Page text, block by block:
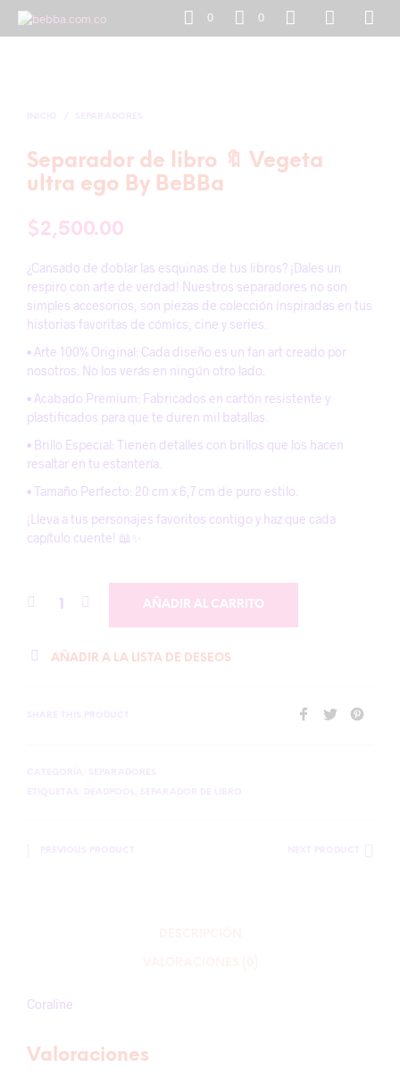
0 0
Separador de libro 🔖 Vegeta
ultra ego By BeBBa
$2,500.00
¿Cansado de doblar las esquinas de tus libros? ¡Dales un
respiro con arte de verdad! Nuestros separadores no son
simples accesorios, son piezas de colección inspiradas en tus
historias favoritas de cómics, cine y series.
• Arte 100% Original: Cada diseño es un fan art creado por
nosotros. No los verás en ningún otro lado.
• Acabado Premium: Fabricados en cartón resistente y
plastificados para que te duren mil batallas.
• Brillo Especial: Tienen detalles con brillos que los hacen
resaltar en tu estantería.
• Tamaño Perfecto: 20 cm x 6,7 cm de puro estilo.
¡Lleva a tus personajes favoritos contigo y haz que cada
capítulo cuente! 📖✨
AÑADIR AL CARRITO
AÑADIR A LA LISTA DE DESEOS
Coraline
Valoraciones